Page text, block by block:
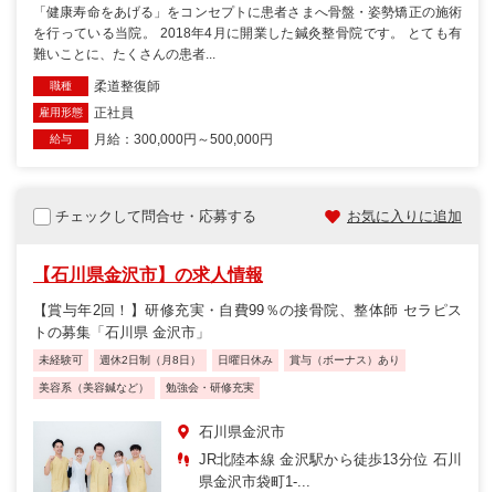
「健康寿命をあげる」をコンセプトに患者さまへ骨盤・姿勢矯正の施術
を行っている当院。 2018年4月に開業した鍼灸整骨院です。 とても有
難いことに、たくさんの患者...
職種 柔道整復師
雇用形態 正社員
給与 月給：300,000円～500,000円
チェックして問合せ・応募する お気に入りに追加
【石川県金沢市】の求人情報
【賞与年2回！】研修充実・自費99％の接骨院、整体師 セラピス
トの募集「石川県 金沢市」
未経験可 週休2日制（月8日） 日曜日休み 賞与（ボーナス）あり
美容系（美容鍼など） 勉強会・研修充実
石川県金沢市
JR北陸本線 金沢駅から徒歩13分位 石川
県金沢市袋町1-...